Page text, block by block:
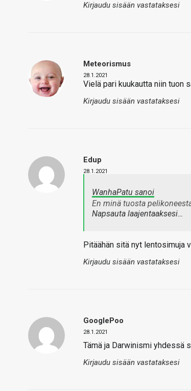
Kirjaudu sisään vastataksesi
Meteorismus
28.1.2021
Vielä pari kuukautta niin tuon
Kirjaudu sisään vastataksesi
Edup
28.1.2021
WanhaPatu sanoi
En minä tuosta
Napsauta laajentaaksesi…
Pitäähän sitä nyt lentosimuja
Kirjaudu sisään vastataksesi
GooglePoo
28.1.2021
Tämä ja Darwinismi yhdessä
Kirjaudu sisään vastataksesi